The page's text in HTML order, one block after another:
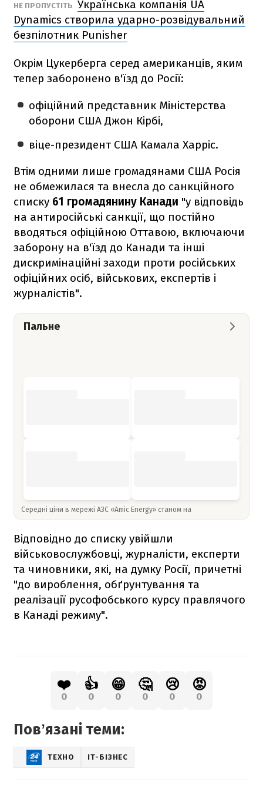
НЕ ПРОПУСТІТЬ Українська компанія UA
Dynamics створила ударно-розвідувальний
безпілотник Punisher
Окрім Цукерберга серед американців, яким
тепер заборонено в'їзд до Росії:
офіційний представник Міністерства
оборони США Джон Кірбі,
віце-президент США Камала Харріс.
Втім одними лише громадянами США Росія
не обмежилася та внесла до санкційного
списку 61 громадянину Канади "у відповідь
на антиросійські санкції, що постійно
вводяться офіційною Оттавою, включаючи
заборону на в'їзд до Канади та інші
дискримінаційні заходи проти російських
офіційних осіб, військових, експертів і
журналістів".
Пальне
Середні ціни в мережі АЗС «Amic Energy» станом на
Відповідно до списку увійшли
військовослужбовці, журналісти, експерти
та чиновники, які, на думку Росії, причетні
"до вироблення, обґрунтування та
реалізації русофобського курсу правлячого
в Канаді режиму".
❤️
0
👍
0
😁
0
🤔
0
😢
0
😡
0
Повʼязані теми:
ТЕХНО IT-БІЗНЕС